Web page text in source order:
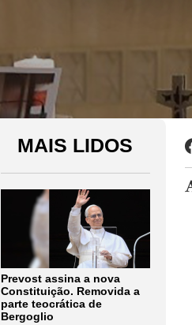
MAIS LIDOS
Prevost assina a nova
Constituição. Removida a
parte teocrática de
Bergoglio